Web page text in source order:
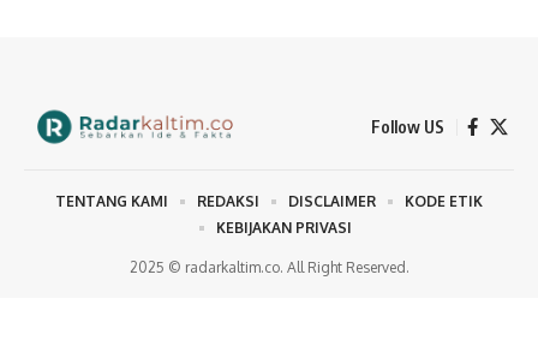
Follow US
2025 © radarkaltim.co. All Right Reserved.
TENTANG KAMI REDAKSI DISCLAIMER
KODE ETIK
KEBIJAKAN PRIVASI